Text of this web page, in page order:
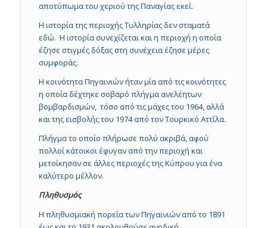
αποτύπωμα του χεριού της Παναγίας εκεί.
Η ιστορία της περιοχής Τυλληρίας δεν σταματά
εδώ. Η ιστορία συνεχίζεται και η περιοχή η οποία
έζησε στιγμές δόξας στη συνέχεια έζησε μέρες
συμφοράς.
Η κοινότητα Πηγαινιών ήταν μία από τις κοινότητες
η οποία δέχτηκε σοβαρό πλήγμα ανελέητων
βομβαρδισμών, τόσο από τις μάχες του 1964, αλλά
και της εισβολής του 1974 από τον Τουρκικό Αττίλα.
Πλήγμα το οποίο πλήρωσε πολύ ακριβά, αφού
πολλοί κάτοικοι έφυγαν από την περιοχή και
μετοίκησαν σε άλλες περιοχές της Κύπρου για ένα
καλύτερο μέλλον.
Πληθυσμός
Η πληθυσμιακή πορεία των Πηγαινιών από το 1891